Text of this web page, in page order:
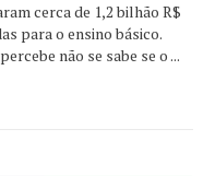
cerca de 1,2 bilhão R$
para o ensino básico.
não se sabe se o ...